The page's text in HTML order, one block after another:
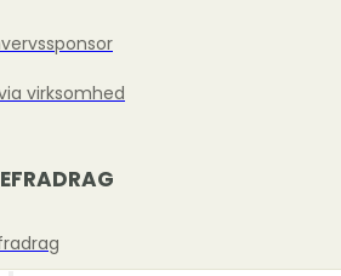
virksomhed